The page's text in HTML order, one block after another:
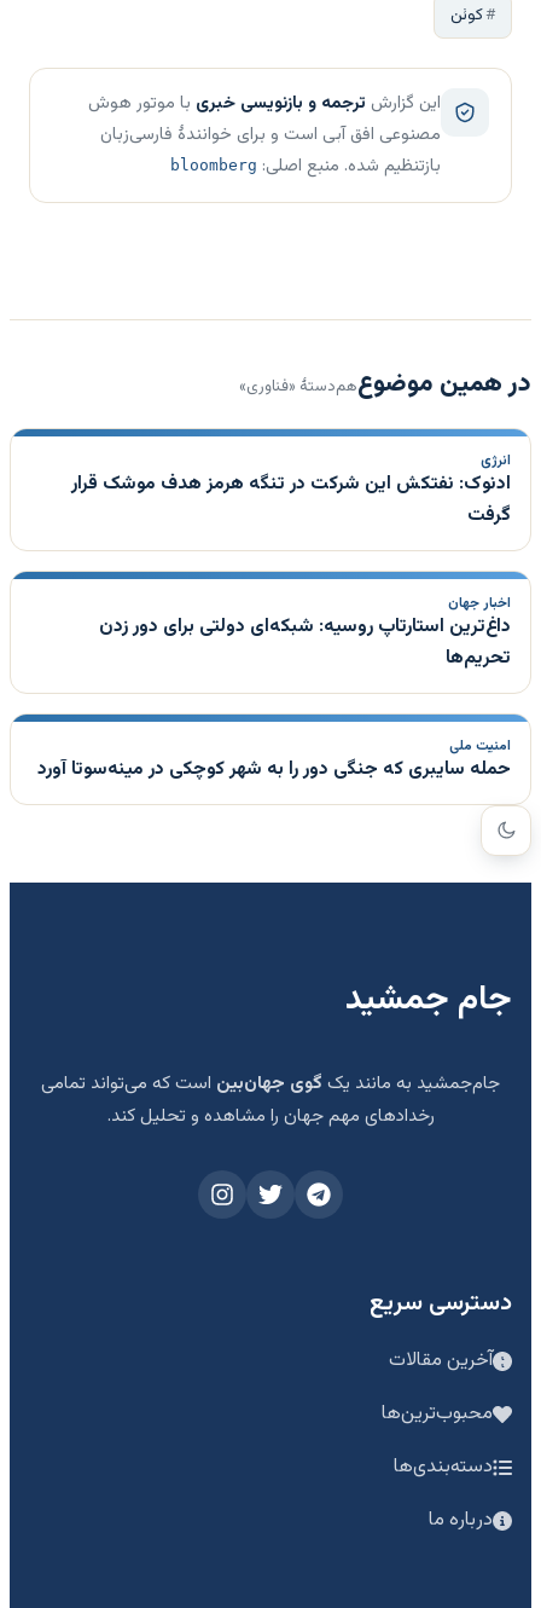
کوئن
این گزارش ترجمه و بازنویسی خبری با موتور هوش
مصنوعی افق آبی است و برای خوانندهٔ فارسی‌زبان
بازتنظیم شده. منبع اصلی: bloomberg
در همین موضوعهم‌دستهٔ «فناوری»
انرژی
ادنوک: نفتکش این شرکت در تنگه هرمز هدف موشک قرار
گرفت
اخبار جهان
داغ‌ترین استارتاپ روسیه: شبکه‌ای دولتی برای دور زدن
تحریم‌ها
امنیت ملی
حمله سایبری که جنگی دور را به شهر کوچکی در مینه‌سوتا آورد
جام جمشید
جام‌جمشید به مانند یک گوی جهان‌بین است که می‌تواند تمامی
رخدادهای مهم جهان را مشاهده و تحلیل کند.
دسترسی سریع
آخرین مقالات
محبوب‌ترین‌ها
دسته‌بندی‌ها
درباره ما